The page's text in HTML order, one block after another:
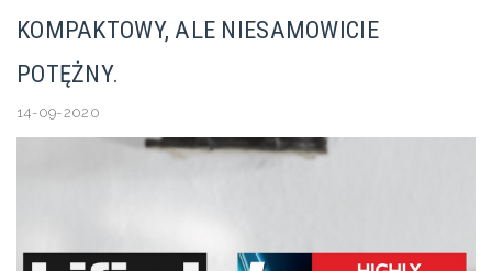
KOMPAKTOWY, ALE NIESAMOWICIE
POTĘŻNY.
14-09-2020